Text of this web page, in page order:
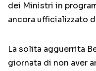
dei Ministri in
ancora ufficializzato
La solita agguerrita
giornata di non aver